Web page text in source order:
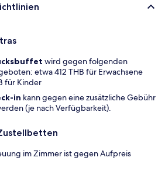
wird gegen folgenden
etwa 412 THB für Erwachsene
für Kinder
in kann gegen eine zusätzliche Gebühr
(je nach Verfügbarkeit).
im Zimmer ist gegen Aufpreis